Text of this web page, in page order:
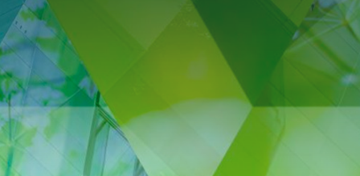
Ethics & Integrity chevron_right
Certificates
Contact Us